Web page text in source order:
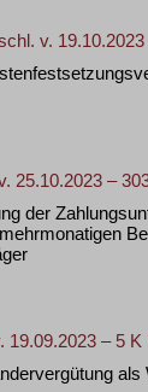
v.
25.10.2023 –
der
19.09.2023 – 5 K